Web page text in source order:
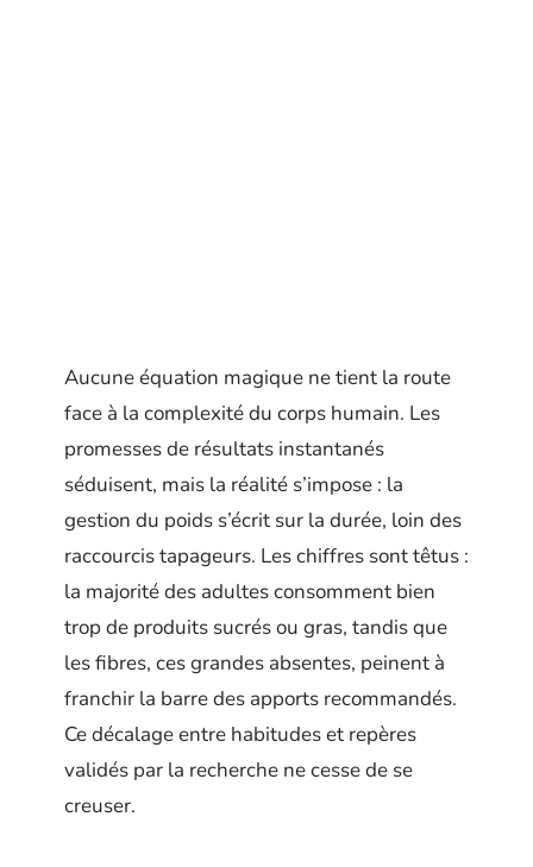
Aucune équation magique ne tient la route
face à la complexité du corps humain. Les
promesses de résultats instantanés
séduisent, mais la réalité s’impose : la
gestion du poids s’écrit sur la durée, loin des
raccourcis tapageurs. Les chiffres sont têtus :
la majorité des adultes consomment bien
trop de produits sucrés ou gras, tandis que
les fibres, ces grandes absentes, peinent à
franchir la barre des apports recommandés.
Ce décalage entre habitudes et repères
validés par la recherche ne cesse de se
creuser.